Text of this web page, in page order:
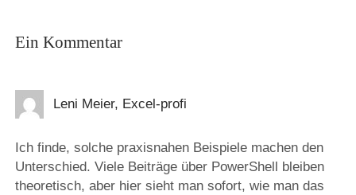
Ein Kommentar
Leni Meier, Excel-profi
Ich finde, solche praxisnahen Beispiele machen den
Unterschied. Viele Beiträge über PowerShell bleiben
theoretisch, aber hier sieht man sofort, wie man das